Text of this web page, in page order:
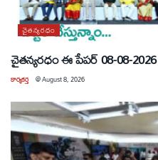
చైతన్యరధం
చైతన్యరధం ఈ పేపర్ 08-08-2026
కార్యకర్త @August 8, 2026